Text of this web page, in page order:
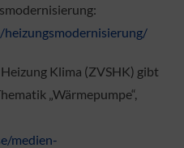
Klima (ZVSHK) gibt
„Wärmepumpe“,
medien-